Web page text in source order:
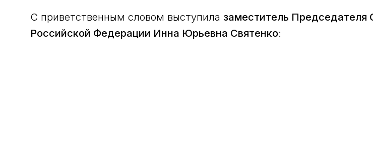
С приветственным словом выступила заместитель
Российской Федерации Инна Юрьевна Святенко: